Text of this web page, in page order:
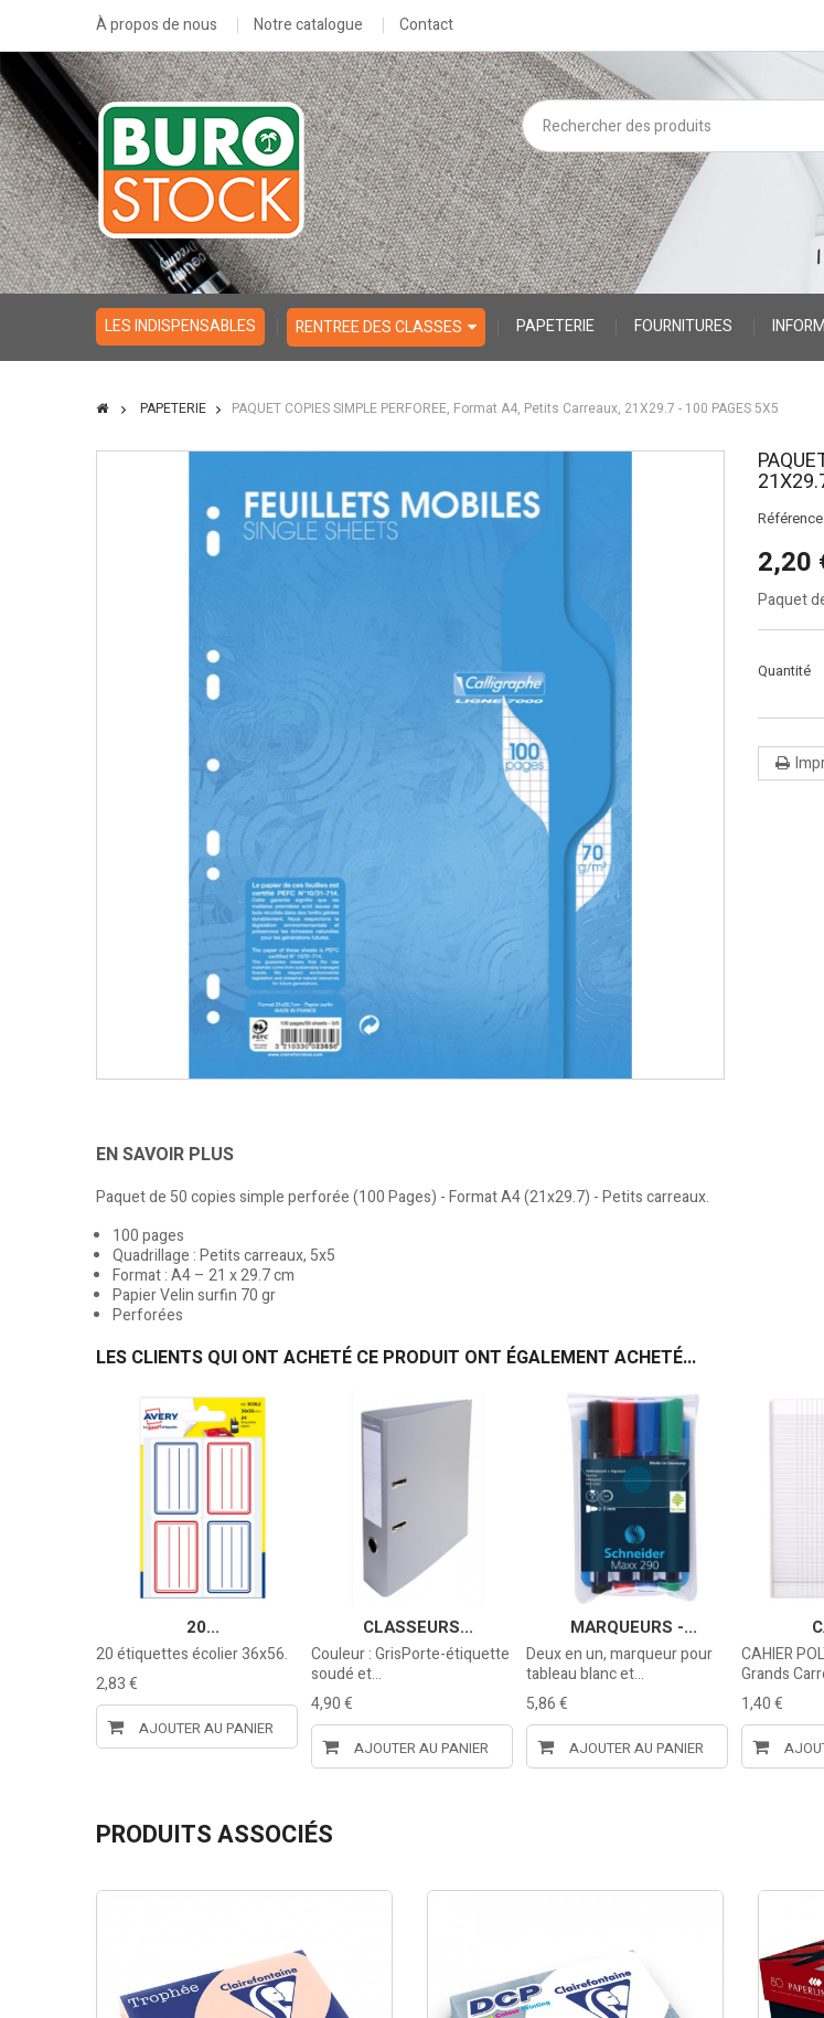
À propos de nous Notre catalogue Contact
LES INDISPENSABLES RENTREE DES CLASSES PAPETERIE FOURNITURES
PAPETERIE PAQUET COPIES SIMPLE PERFOREE, Format A4, Petits Carreaux, 21X29.7 - 100 PAGES 5X5
2,20
Paquet
Quantité
EN SAVOIR PLUS
Paquet de 50 copies simple perforée (100 Pages) - Format A4 (21x29.7) - Petits carreaux.
100 pages
Quadrillage : Petits carreaux, 5x5
Format : A4 – 21 x 29.7 cm
Papier Velin surfin 70 gr
Perforées
LES CLIENTS QUI ONT ACHETÉ CE PRODUIT ONT ÉGALEMENT ACHETÉ...
20...
20 étiquettes écolier 36x56.
2,83 €
AJOUTER AU PANIER
CLASSEURS...
Couleur : GrisPorte-étiquette
soudé et...
4,90 €
AJOUTER AU PANIER
MARQUEURS -...
Deux en un, marqueur pour
tableau blanc et...
5,86 €
AJOUTER AU PANIER
CAHIER
Grands
1,40 €
PRODUITS ASSOCIÉS